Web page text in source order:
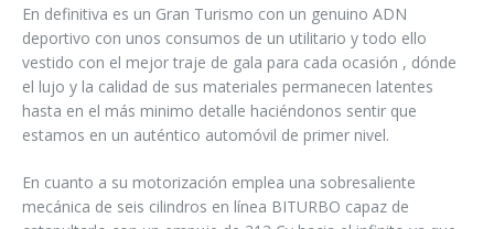
En definitiva es un Gran Turismo con un genuino ADN
deportivo con unos consumos de un utilitario y todo ello
vestido con el mejor traje de gala para cada ocasión , dónde
el lujo y la calidad de sus materiales permanecen latentes
hasta en el más minimo detalle haciéndonos sentir que
estamos en un auténtico automóvil de primer nivel.
En cuanto a su motorización emplea una sobresaliente
mecánica de seis cilindros en línea BITURBO capaz de